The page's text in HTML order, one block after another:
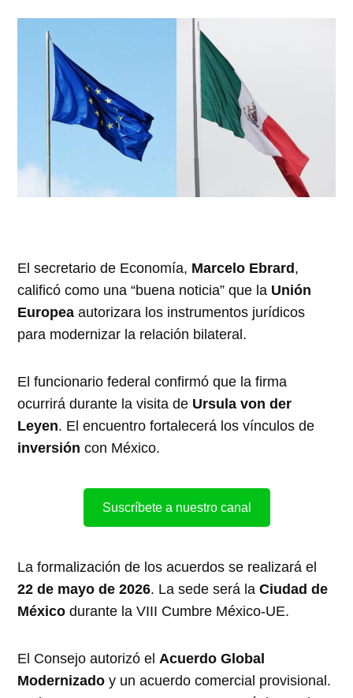
El secretario de Economía, Marcelo Ebrard,
calificó como una “buena noticia” que la Unión
Europea autorizara los instrumentos jurídicos
para modernizar la relación bilateral.
El funcionario federal confirmó que la firma
ocurrirá durante la visita de Ursula von der
Leyen. El encuentro fortalecerá los vínculos de
inversión con México.
Suscríbete a nuestro canal
La formalización de los acuerdos se realizará el
22 de mayo de 2026. La sede será laCiudad de
México durante la VIII Cumbre México-UE.
El Consejo autorizó el Acuerdo Global
Modernizado y un acuerdo comercial provisional.